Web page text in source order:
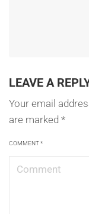
LEAVE A
Your email
are marked *
COMMENT*